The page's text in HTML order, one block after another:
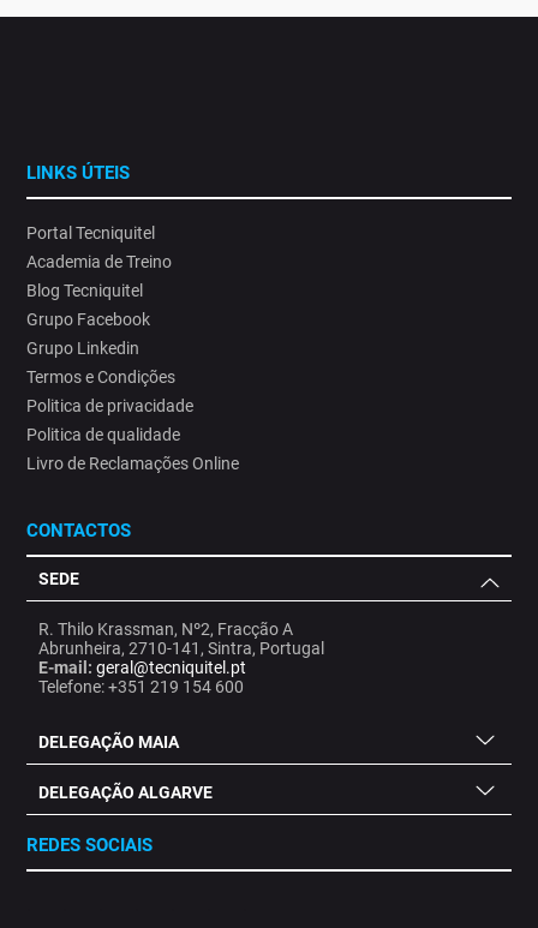
LINKS ÚTEIS
Portal Tecniquitel
Academia de Treino
Blog Tecniquitel
Grupo Facebook
Grupo Linkedin
Termos e Condições
Politica de privacidade
Politica de qualidade
Livro de Reclamações Online
CONTACTOS
SEDE
R. Thilo Krassman, Nº2, Fracção A
Abrunheira, 2710-141, Sintra, Portugal
E-mail: geral@tecniquitel.pt
Telefone: +351 219 154 600
DELEGAÇÃO MAIA
DELEGAÇÃO ALGARVE
REDES SOCIAIS